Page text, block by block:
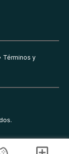
Términos y